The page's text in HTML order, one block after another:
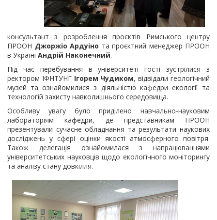
консультант з розроблення проєктів Римського центру
ПРООН Джоржіо Ардуіно та проєктний менеджер ПРООН
в Україні Андрій Наконечний.
Під час перебування в університеті гості зустрілися з
ректором ІФНТУНГ Ігорем Чудиком, відвідали геологічний
музей та ознайомилися з діяльністю кафедри екології та
технологій захисту навколишнього середовища.
Особливу увагу було приділено навчально-науковим
лабораторіям кафедри, де представникам ПРООН
презентували сучасне обладнання та результати наукових
досліджень у сфері оцінки якості атмосферного повітря.
Також делегація ознайомилася з напрацюваннями
університетських науковців щодо екологічного моніторингу
та аналізу стану довкілля.